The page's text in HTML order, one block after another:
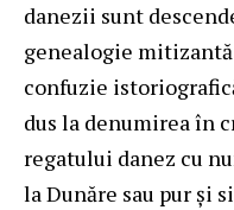
danezii sunt
genealogie
confuzie
dus la denumirea în
regatului danez cu
la Dunăre sau pur și